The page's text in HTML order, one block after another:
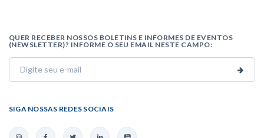
QUER RECEBER NOSSOS BOLETINS E INFORMES DE EVENTOS
(NEWSLETTER)? INFORME O SEU EMAIL NESTE CAMPO:
SIGA NOSSAS REDES SOCIAIS